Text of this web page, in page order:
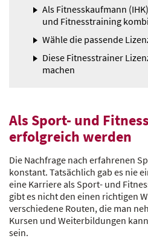
Als Fitnesskaufmann
und Fitnesstraining
Wähle die passende
Diese Fitnesstrainer
machen
Als Sport- und
erfolgreich werden
Die Nachfrage nach erfahrenen
konstant. Tatsächlich gab es nie
eine Karriere als Sport- und
gibt es nicht den einen richtigen
verschiedene Routen, die man
Kursen und Weiterbildungen
sein.